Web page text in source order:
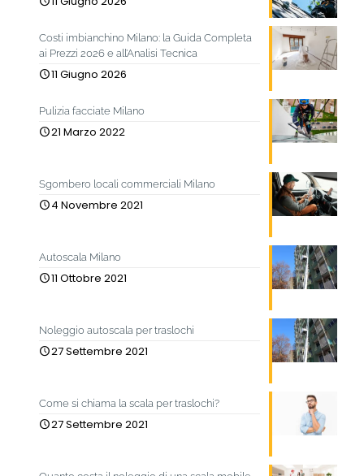
Costi imbianchino Milano: la Guida Completa
ai Prezzi 2026 e all’Analisi Tecnica
11 Giugno 2026
Pulizia facciate Milano
21 Marzo 2022
Sgombero locali commerciali Milano
4 Novembre 2021
Autoscala Milano
11 Ottobre 2021
Noleggio autoscala per traslochi
27 Settembre 2021
Come si chiama la scala per traslochi?
27 Settembre 2021